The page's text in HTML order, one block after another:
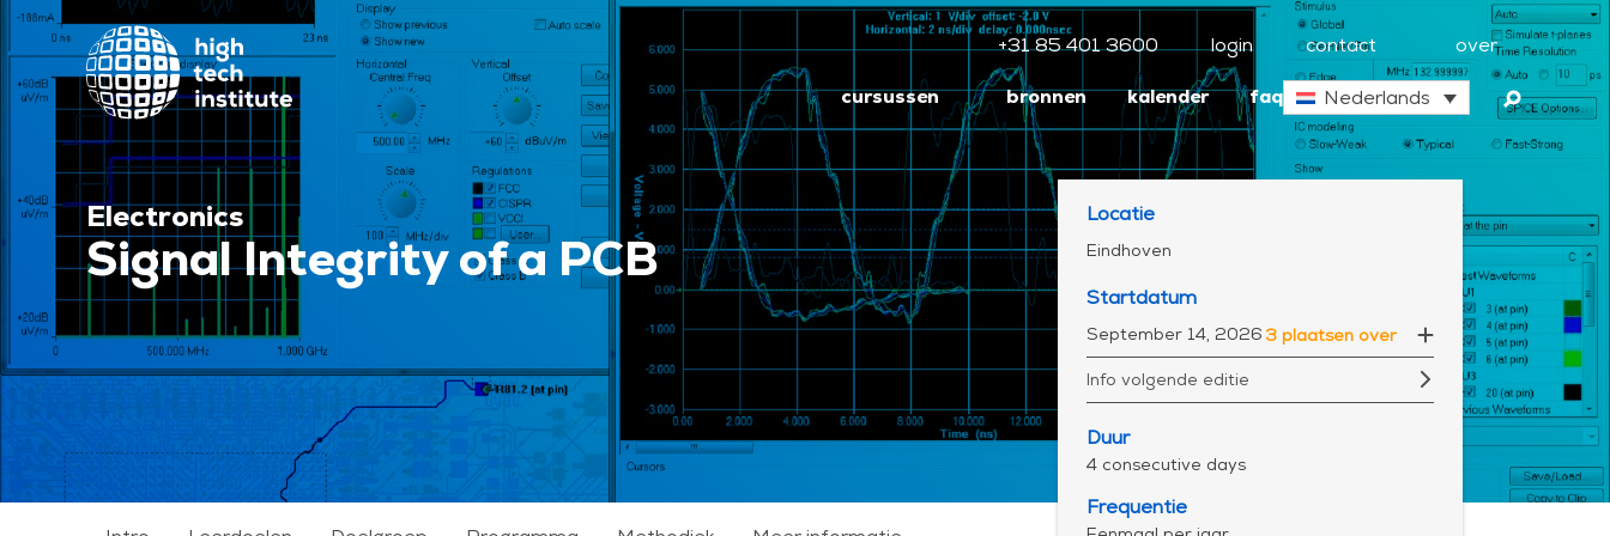
+31 85 401 3600 login contact over
cursussen bronnen kalender faq Nederlands
Electronics
Signal Integrity of a PCB
Locatie
Eindhoven
Startdatum
September 14, 2026 3 plaatsen over
Info volgende editie
Duur
4 consecutive days
Frequentie